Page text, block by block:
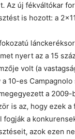
Az új fékváltókar
is hozott: a
nyert az a 15
volt (a
a 10-es
a
is az, hogy ezek
fogják a
azok ezen